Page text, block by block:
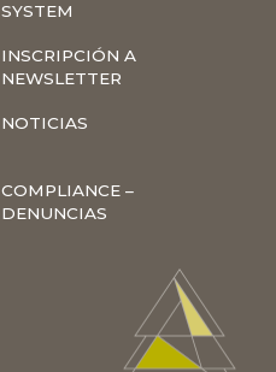
SYSTEM
INSCRIPCIÓN A
NEWSLETTER
NOTICIAS
COMPLIANCE –
DENUNCIAS